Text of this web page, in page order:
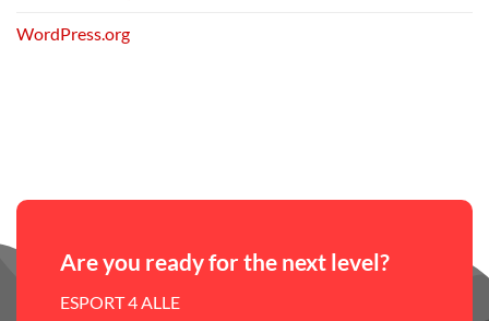
WordPress.org
Are you ready for the next level?
ESPORT 4 ALLE